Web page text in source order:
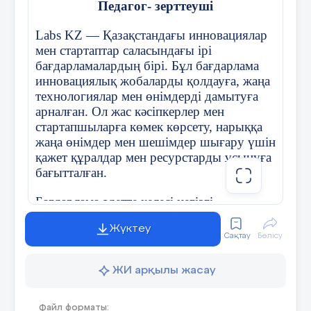
Жасанды нейрондық
желілер:жасанды нейрондар мен
қабаттарды қолдана отырып, адам
миының құрылымы мен қызметін
модельдеу. Мысалдарға кескінді
өңдеуге арналған конволюциялық
нейрондық желілер және дәйекті
деректермен жұмыс істеу үшін
қайталанатын нейрондық желілер
жатады.
Табиғи тілді өңдеу алгоритмдері:
Машиналық аударма
әдістері: компьютерлерге мәтінді
мүмкіндік беретін Алгоритмдер.
Оқушыларды сергіту сәті.
Үй тапсырмасын пысықтау.
«Миға шабуыл» АРҚЫЛЫ
Сабақтың тақырыбын ашу үшін
ЖИ суреті көрсетіледі және
сұрақтар қойылады.
Педагог- зерттеуші
Labs KZ — Қазақстандағы инновациялар
мен стартаптар саласындағы ірі
бағдарламалардың бірі. Бұл бағдарлама
инновациялық жобаларды қолдауға, жаңа
технологиялар мен өнімдерді дамытуға
арналған. Ол жас кәсіпкерлер мен
стартапшыларға көмек көрсету, нарыққа
жаңа өнімдер мен шешімдер шығару үшін
қажет құралдар мен ресурстарды ұсынуға
бағытталған.
Бағдарлама әдетте келесі негізгі
Жобаларды қолдау — стартаптар мен
инновациялық жобаларға қаржылық
және консультациялық көмек көрсету.
Білім беру — кәсіпкерлер үшін арнайы
Жүктеу
Сақтау Бөлісу
ЖИ арқылы жасау
Файл форматы: